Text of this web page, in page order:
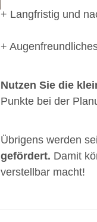
+ Langfristig und
+
Nutzen Sie die
Punkte bei der
Übrigens werden
gefördert. Damit
verstellbar macht!